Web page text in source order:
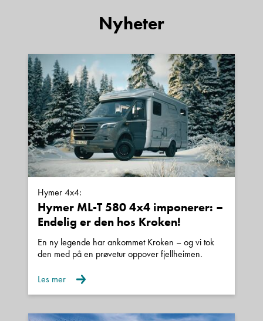
Style Lift 430 Smart
familievogn med køye og
senkeseng!?
Sted
E-post
Telefon/Mobil
Spørsmål / beskjed
Nyheter
Hymer 4x4:
Hymer ML-T 580 4x4 imponerer: –
Endelig er den hos Kroken!
En ny legende har ankommet Kroken – og vi tok
den med på en prøvetur oppover fjellheimen.
Les mer